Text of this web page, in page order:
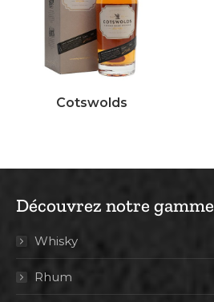
Cotswolds
Découvrez notre gamme
Whisky
Rhum